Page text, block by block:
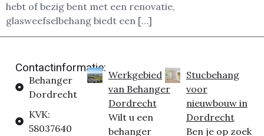
hebt of bezig bent met een renovatie,
glasweefselbehang biedt een […]
Contactinformatie:
Behanger
Dordrecht
KVK:
58037640
Werkgebied
van Behanger
Dordrecht
Wilt u een
behanger
Stucbehang
voor
nieuwbouw in
Dordrecht
Ben je op zoek